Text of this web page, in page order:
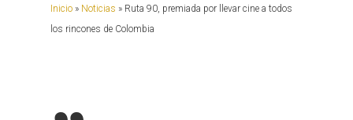
Inicio » Noticias » Ruta 90, premiada por llevar cine a todos
los rincones de Colombia